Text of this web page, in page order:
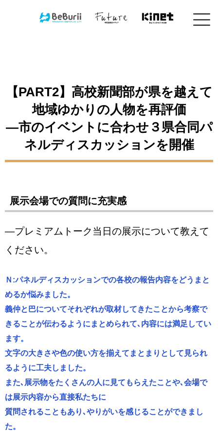
【PART2】高校新聞部が県を越えて
地域ゆかりの人物を再評価
―市のイベントに合わせ３県合同パ
ネルディスカッションを開催
展示会場での質問に充実感
―プレミアムトーク当日の展示について教えて
ください。
Ｎ:パネルディスカッションでの各校の報告内容をどうまと
めるか悩みました。
義仲と巴についてそれぞれが取材してきたことから考察で
きることが伝わるようにまとめられて､内容には満足してい
ます。
文字の大きさや色の使い方を揃えてまとまりとして見られ
るように工夫しました。
また､展示物をたくさんの人に見てもらえたことや､会場で
は展示内容から直接私たちに
質問されることもあり､やりがいを感じることができまし
た。